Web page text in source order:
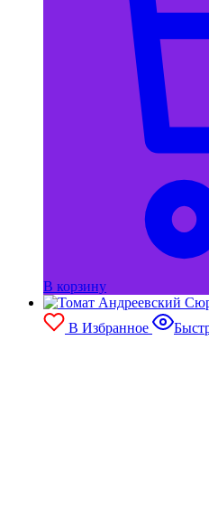
В корзину
В Избранное